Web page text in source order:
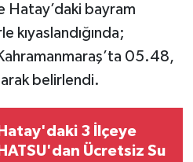
Hatay’daki bayram
kıyaslandığında;
05.48,
belirlendi.
Hatay'daki 3 İlçeye
HATSU'dan Ücretsiz Su